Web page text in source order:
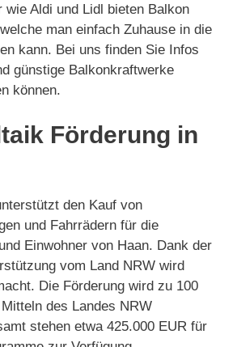
wie Aldi und Lidl bieten Balkon
man einfach Zuhause in die
kann. Bei uns finden Sie Infos
günstige Balkonkraftwerke
können.
Förderung in
den Kauf von
und Fahrrädern für die
Einwohner von Haan. Dank der
vom Land NRW wird
Die Förderung wird zu 100
des Landes NRW
stehen etwa 425.000 EUR für